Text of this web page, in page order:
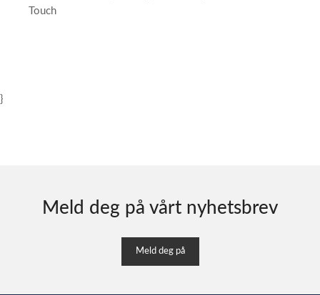
Touch
}
Meld deg på vårt nyhetsbrev
Meld deg på